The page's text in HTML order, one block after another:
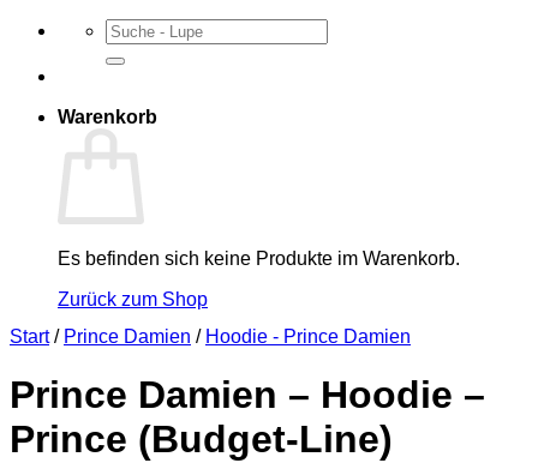
Suchen
nach:
Warenkorb
Es befinden sich keine Produkte im Warenkorb.
Zurück zum Shop
Start / Prince Damien / Hoodie - Prince Damien
Prince Damien – Hoodie –
Prince (Budget-Line)